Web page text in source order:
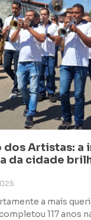
dos Artistas: a
da cidade
a mais
117 anos